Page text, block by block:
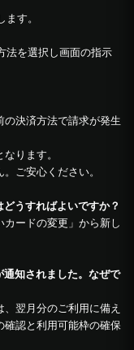
す。
法を選択し画面の指示
決済方法で請求が発生
ります。
ご安心ください。
うすればよいですか？
ードの変更」から新し
通知されました。なぜで
翌月分のご利用に備え
確認と利用可能枠の確保